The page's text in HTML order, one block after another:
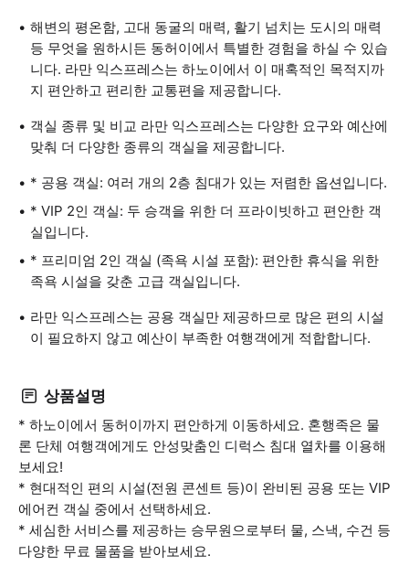
해변의 평온함, 고대 동굴의 매력, 활기 넘치는 도시의 매력
등 무엇을 원하시든 동허이에서 특별한 경험을 하실 수 있습
니다. 라만 익스프레스는 하노이에서 이 매혹적인 목적지까
지 편안하고 편리한 교통편을 제공합니다.
객실 종류 및 비교 라만 익스프레스는 다양한 요구와 예산에
맞춰 더 다양한 종류의 객실을 제공합니다.
* 공용 객실: 여러 개의 2층 침대가 있는 저렴한 옵션입니다.
* VIP 2인 객실: 두 승객을 위한 더 프라이빗하고 편안한 객
실입니다.
* 프리미엄 2인 객실 (족욕 시설 포함): 편안한 휴식을 위한
족욕 시설을 갖춘 고급 객실입니다.
라만 익스프레스는 공용 객실만 제공하므로 많은 편의 시설
이 필요하지 않고 예산이 부족한 여행객에게 적합합니다.
상품설명
* 하노이에서 동허이까지 편안하게 이동하세요. 혼행족은 물
론 단체 여행객에게도 안성맞춤인 디럭스 침대 열차를 이용해
보세요!
* 현대적인 편의 시설(전원 콘센트 등)이 완비된 공용 또는 VIP
에어컨 객실 중에서 선택하세요.
* 세심한 서비스를 제공하는 승무원으로부터 물, 스낵, 수건 등
다양한 무료 물품을 받아보세요.